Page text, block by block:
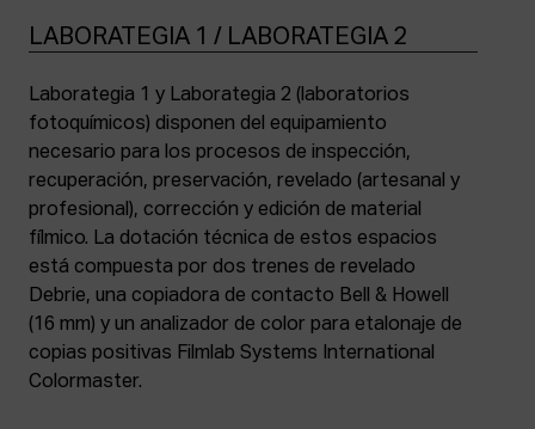
LABORATEGIA 1 / LABORATEGIA 2
Laborategia 1 y Laborategia 2 (laboratorios
fotoquímicos) disponen del equipamiento
necesario para los procesos de inspección,
recuperación, preservación, revelado (artesanal y
profesional), corrección y edición de material
fílmico. La dotación técnica de estos espacios
está compuesta por dos trenes de revelado
Debrie, una copiadora de contacto Bell & Howell
(16 mm) y un analizador de color para etalonaje de
copias positivas Filmlab Systems International
Colormaster.